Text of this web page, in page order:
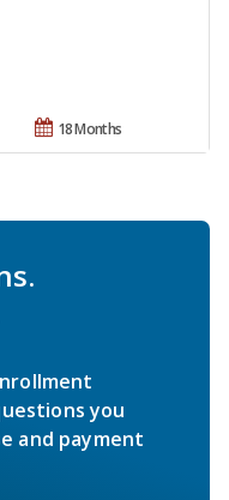
18 Months
you
and payment